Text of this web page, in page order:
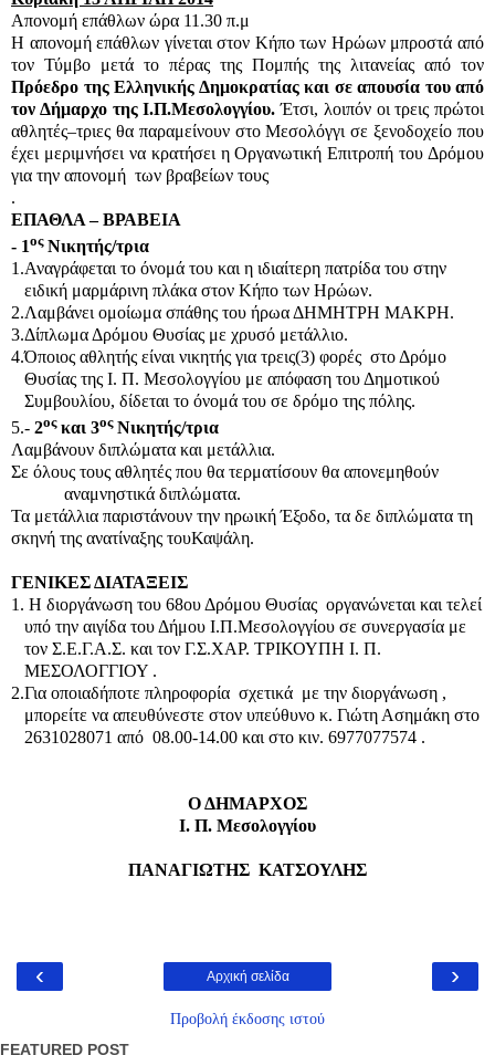
Απονομή επάθλων ώρα 11.30 π.μ
Η απονομή επάθλων γίνεται στον Κήπο των Ηρώων μπροστά από
τον Τύμβο μετά το πέρας της Πομπής της λιτανείας από τον
Πρόεδρο της Ελληνικής Δημοκρατίας και σε απουσία του από
τον Δήμαρχο της Ι.Π.Μεσολογγίου.Έτσι, λοιπόν οι τρεις πρώτοι
αθλητές–τριες θα παραμείνουν στο Μεσολόγγι σε ξενοδοχείο που
έχει μεριμνήσει να κρατήσει η Οργανωτική Επιτροπή του Δρόμου
για την απονομή των βραβείων τους
.
ΕΠΑΘΛΑ – ΒΡΑΒΕΙΑ
- 1οςΝικητής/τρια
1.Αναγράφεται το όνομά του και η ιδιαίτερη πατρίδα του στην
ειδική μαρμάρινη πλάκα στον Κήπο των Ηρώων.
2.Λαμβάνει ομοίωμα σπάθης του ήρωα ΔΗΜΗΤΡΗ ΜΑΚΡΗ.
3.Δίπλωμα Δρόμου Θυσίας με χρυσό μετάλλιο.
4.Όποιος αθλητής είναι νικητής για τρεις(3) φορές στο Δρόμο
Θυσίας της Ι. Π. Μεσολογγίου με απόφαση του Δημοτικού
Συμβουλίου, δίδεται το όνομά του σε δρόμο της πόλης.
5.- 2οςκαι 3οςΝικητής/τρια
Λαμβάνουν διπλώματα και μετάλλια.
Σε όλους τους αθλητές που θα τερματίσουν θα απονεμηθούν
αναμνηστικά διπλώματα.
Τα μετάλλια παριστάνουν την ηρωική Έξοδο, τα δε διπλώματα τη
σκηνή της ανατίναξης τουΚαψάλη.
ΓΕΝΙΚΕΣ ΔΙΑΤΑΞΕΙΣ
1. Η διοργάνωση του 68ου Δρόμου Θυσίας οργανώνεται και τελεί
υπό την αιγίδα του Δήμου Ι.Π.Μεσολογγίου σε συνεργασία με
τον Σ.Ε.Γ.Α.Σ. και τον Γ.Σ.ΧΑΡ. ΤΡΙΚΟΥΠΗ Ι. Π.
ΜΕΣΟΛΟΓΓΙΟΥ .
2.Για οποιαδήποτε πληροφορία σχετικά με την διοργάνωση ,
μπορείτε να απευθύνεστε στον υπεύθυνο κ. Γιώτη Ασημάκη στο
2631028071 από 08.00-14.00 και στο κιν. 6977077574 .
Ο ΔΗΜΑΡΧΟΣ
Ι. Π. Μεσολογγίου
ΠΑΝΑΓΙΩΤΗΣ ΚΑΤΣΟΥΛΗΣ
‹ ›
Αρχική σελίδα
Προβολή έκδοσης ιστού
FEATURED POST